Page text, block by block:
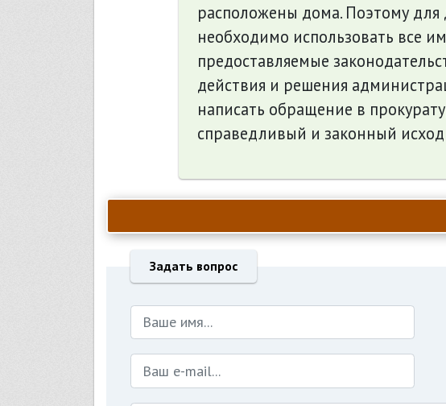
расположены дома. Поэтому для
необходимо использовать все
предоставляемые
действия и решения
написать обращение в
справедливый и законный
Задать вопрос